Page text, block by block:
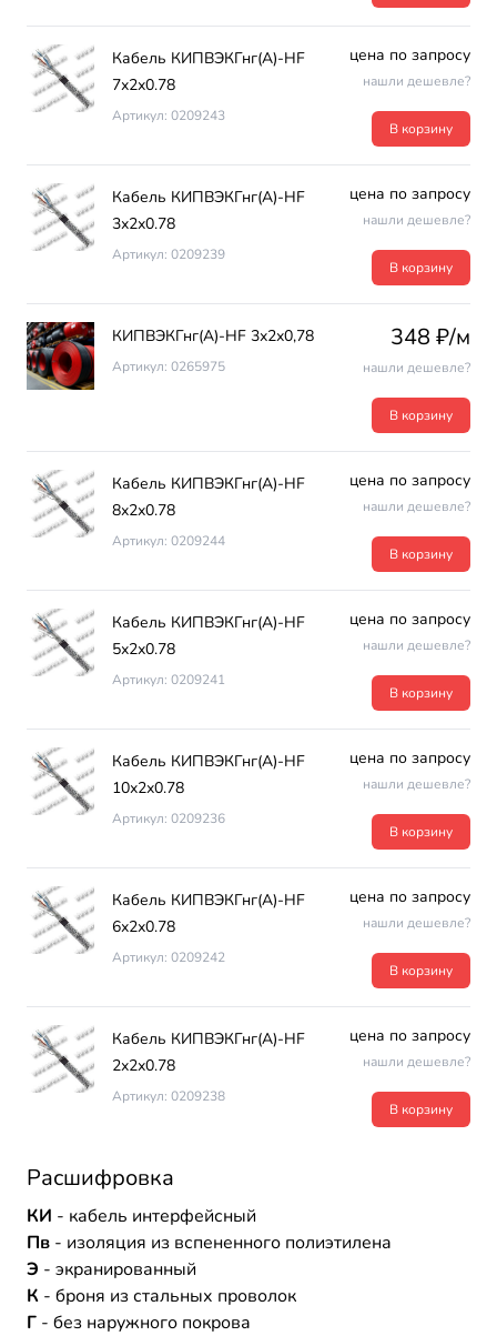
Кабель КИПВЭКГнг(А)-HF
7х2х0.78
Артикул: 0209243
цена по запросу
нашли дешевле?
В корзину
Кабель КИПВЭКГнг(А)-HF
3х2х0.78
Артикул: 0209239
цена по запросу
нашли дешевле?
В корзину
КИПВЭКГнг(А)-HF 3х2х0,78
Артикул: 0265975
348 ₽/м
нашли дешевле?
В корзину
Кабель КИПВЭКГнг(А)-HF
8х2х0.78
Артикул: 0209244
цена по запросу
нашли дешевле?
В корзину
Кабель КИПВЭКГнг(А)-HF
5х2х0.78
Артикул: 0209241
цена по запросу
нашли дешевле?
В корзину
Кабель КИПВЭКГнг(А)-HF
10х2х0.78
Артикул: 0209236
цена по запросу
нашли дешевле?
В корзину
Кабель КИПВЭКГнг(А)-HF
6х2х0.78
Артикул: 0209242
цена по запросу
нашли дешевле?
В корзину
Кабель КИПВЭКГнг(А)-HF
2х2х0.78
Артикул: 0209238
цена по запросу
нашли дешевле?
В корзину
Расшифровка
КИ - кабель интерфейсный
Пв - изоляция из вспененного полиэтилена
Э - экранированный
К - броня из стальных проволок
Г - без наружного покрова